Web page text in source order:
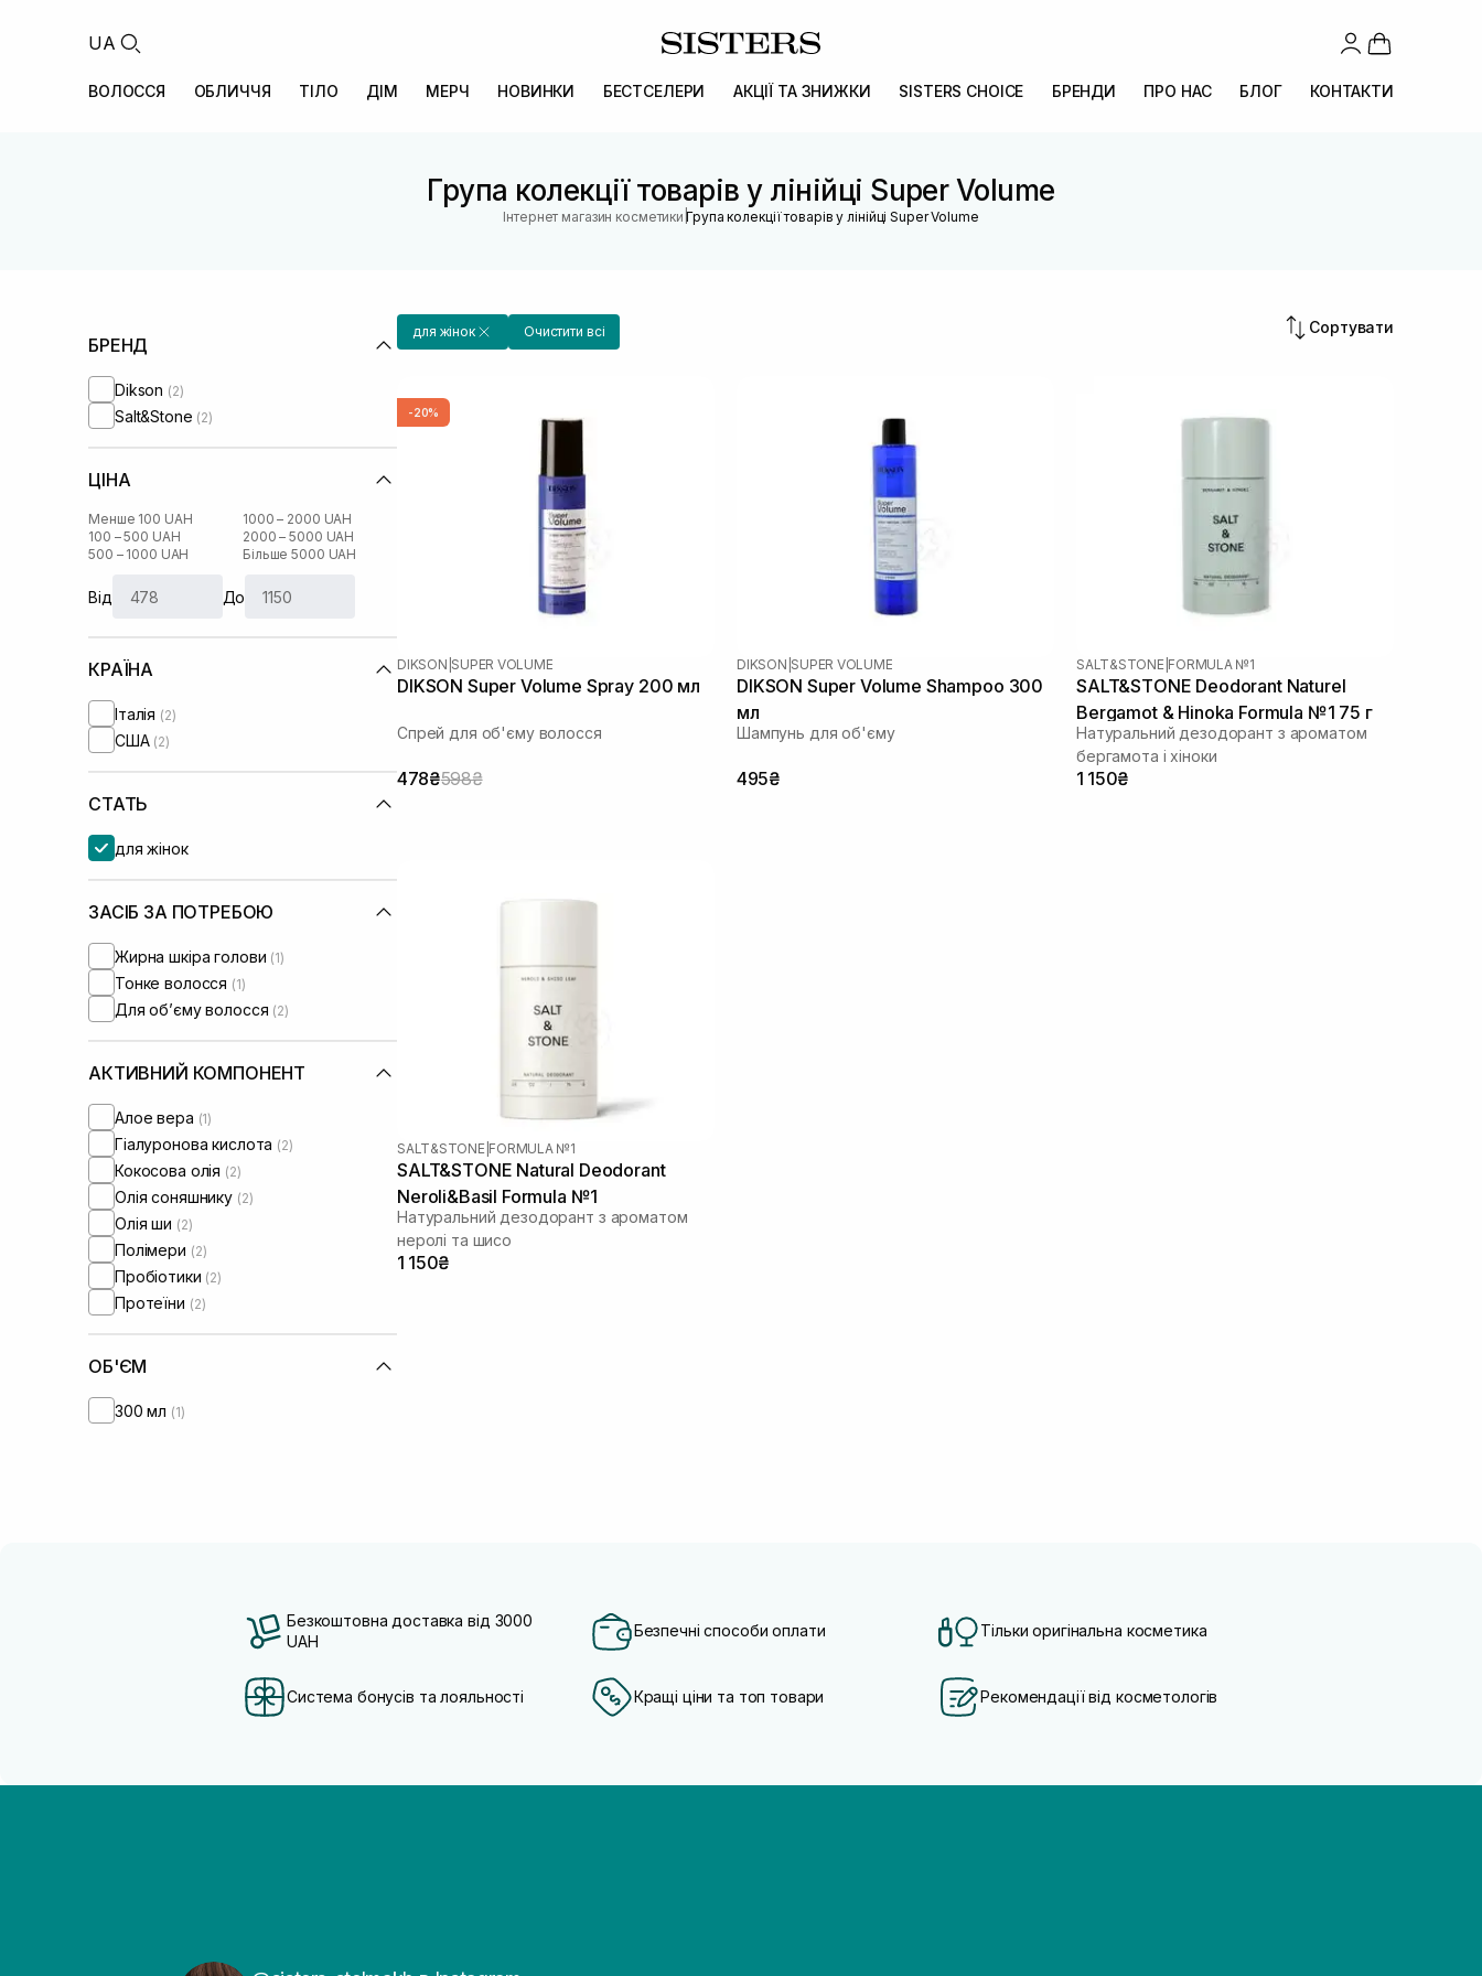
UA
ВОЛОССЯ ОБЛИЧЧЯ ТІЛО ДІМ МЕРЧ НОВИНКИ БЕСТСЕЛЕРИ АКЦІЇ ТА ЗНИЖКИ SISTERS CHOICE БРЕНДИ ПРО НАС БЛОГ КОНТАКТИ
Група колекції товарів у лінійці Super Volume
Інтернет магазин косметики |Група колекції товарів у лінійці Super Volume
БРЕНД
Dikson (2)
Salt&Stone (2)
ЦІНА
Менше 100 UAH
100 – 500 UAH
500 – 1000 UAH
1000 – 2000 UAH
2000 – 5000 UAH
Більше 5000 UAH
Від До
КРАЇНА
Італія (2)
США (2)
СТАТЬ
для жінок
ЗАСІБ ЗА ПОТРЕБОЮ
Жирна шкіра голови (1)
Тонке волосся (1)
Для обʼєму волосся (2)
АКТИВНИЙ КОМПОНЕНТ
Алое вера (1)
Гіалуронова кислота (2)
Кокосова олія (2)
Олія соняшнику (2)
Олія ши (2)
Полімери (2)
Пробіотики (2)
Протеїни (2)
ОБ'ЄМ
300 мл (1)
для жінок Очистити всі Сортувати
-20%
DIKSON SUPER VOLUME
DIKSON Super Volume Spray 200 мл
Спрей для об'єму волосся
478₴598₴
DIKSON SUPER VOLUME
DIKSON Super Volume Shampoo 300
мл
Шампунь для об'єму
495₴
SALT&STONE FORMULA №1
SALT&STONE Deodorant Naturel
Bergamot & Hinoka Formula №1 75 г
Натуральний дезодорант з ароматом
бергамота і хіноки
1 150₴
SALT&STONE FORMULA №1
SALT&STONE Natural Deodorant
Neroli&Basil Formula №1
Натуральний дезодорант з ароматом
неролі та шисо
1 150₴
Безкоштовна доставка від 3000
UAH
Безпечні способи оплати Тільки оригінальна косметика
Система бонусів та лояльності Кращі ціни та топ товари Рекомендації від косметологів